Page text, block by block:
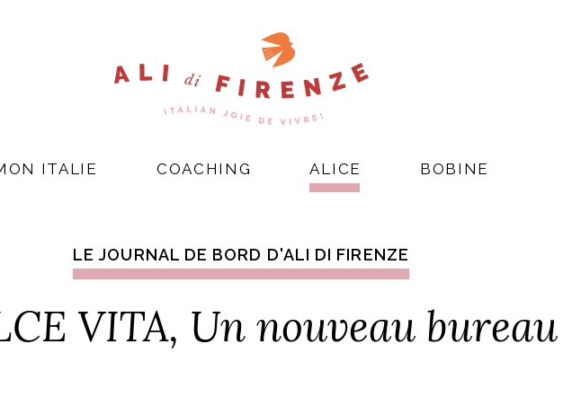
ITALIE COACHING ALICE BOBINE
LE JOURNAL DE BORD D'ALI DI FIRENZE
VITA, Un nouveau bureau